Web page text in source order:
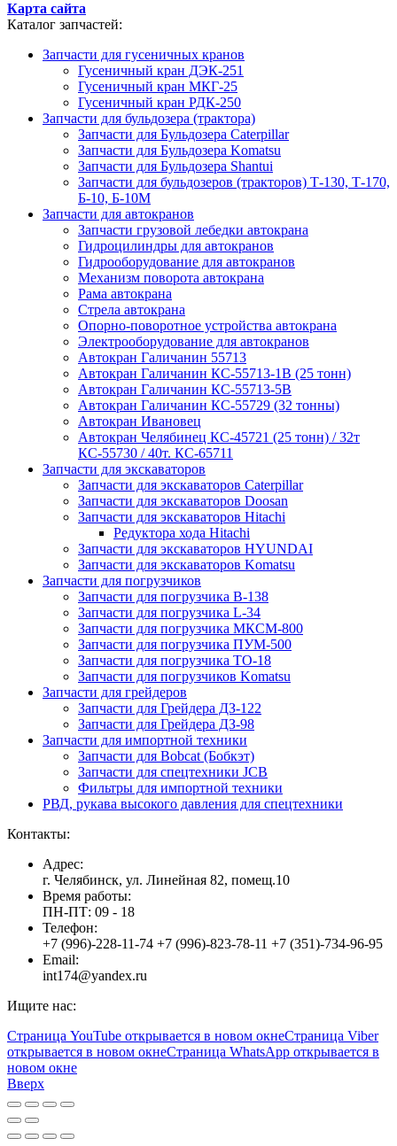
Карта сайта
Каталог запчастей:
Запчасти для гусеничных кранов
Гусеничный кран ДЭК-251
Гусеничный кран МКГ-25
Гусеничный кран РДК-250
Запчасти для бульдозера (трактора)
Запчасти для Бульдозера Caterpillar
Запчасти для Бульдозера Komatsu
Запчасти для Бульдозера Shantui
Запчасти для бульдозеров (тракторов) Т-130, Т-170,
Б-10, Б-10М
Запчасти для автокранов
Запчасти грузовой лебедки автокрана
Гидроцилиндры для автокранов
Гидрооборудование для автокранов
Механизм поворота автокрана
Рама автокрана
Стрела автокрана
Опорно-поворотное устройства автокрана
Электрооборудование для автокранов
Автокран Галичанин 55713
Автокран Галичанин КС-55713-1В (25 тонн)
Автокран Галичанин КС-55713-5В
Автокран Галичанин КС-55729 (32 тонны)
Автокран Ивановец
Автокран Челябинец КС-45721 (25 тонн) / 32т
КС-55730 / 40т. КС-65711
Запчасти для экскаваторов
Запчасти для экскаваторов Caterpillar
Запчасти для экскаваторов Doosan
Запчасти для экскаваторов Hitachi
Редуктора хода Hitachi
Запчасти для экскаваторов HYUNDAI
Запчасти для экскаваторов Komatsu
Запчасти для погрузчиков
Запчасти для погрузчика B-138
Запчасти для погрузчика L-34
Запчасти для погрузчика МКСМ-800
Запчасти для погрузчика ПУМ-500
Запчасти для погрузчика ТО-18
Запчасти для погрузчиков Komatsu
Запчасти для грейдеров
Запчасти для Грейдера ДЗ-122
Запчасти для Грейдера ДЗ-98
Запчасти для импортной техники
Запчасти для Bobcat (Бобкэт)
Запчасти для спецтехники JCB
Фильтры для импортной техники
РВД, рукава высокого давления для спецтехники
Контакты:
Адрес:
г. Челябинск, ул. Линейная 82, помещ.10
Время работы:
ПН-ПТ: 09 - 18
Телефон:
+7 (996)-228-11-74 +7 (996)-823-78-11 +7 (351)-734-96-95
Email:
int174@yandex.ru
Ищите нас:
Страница YouTube открывается в новом окнеСтраница Viber
открывается в новом окнеСтраница WhatsApp открывается в
новом окне
Вверх